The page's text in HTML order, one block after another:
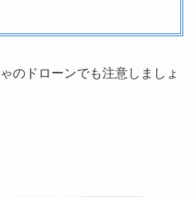
のドローンでも注意しましょ